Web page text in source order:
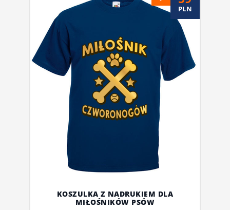
PLN
KOSZULKA Z NADRUKIEM DLA
MIŁOŚNIKÓW PSÓW